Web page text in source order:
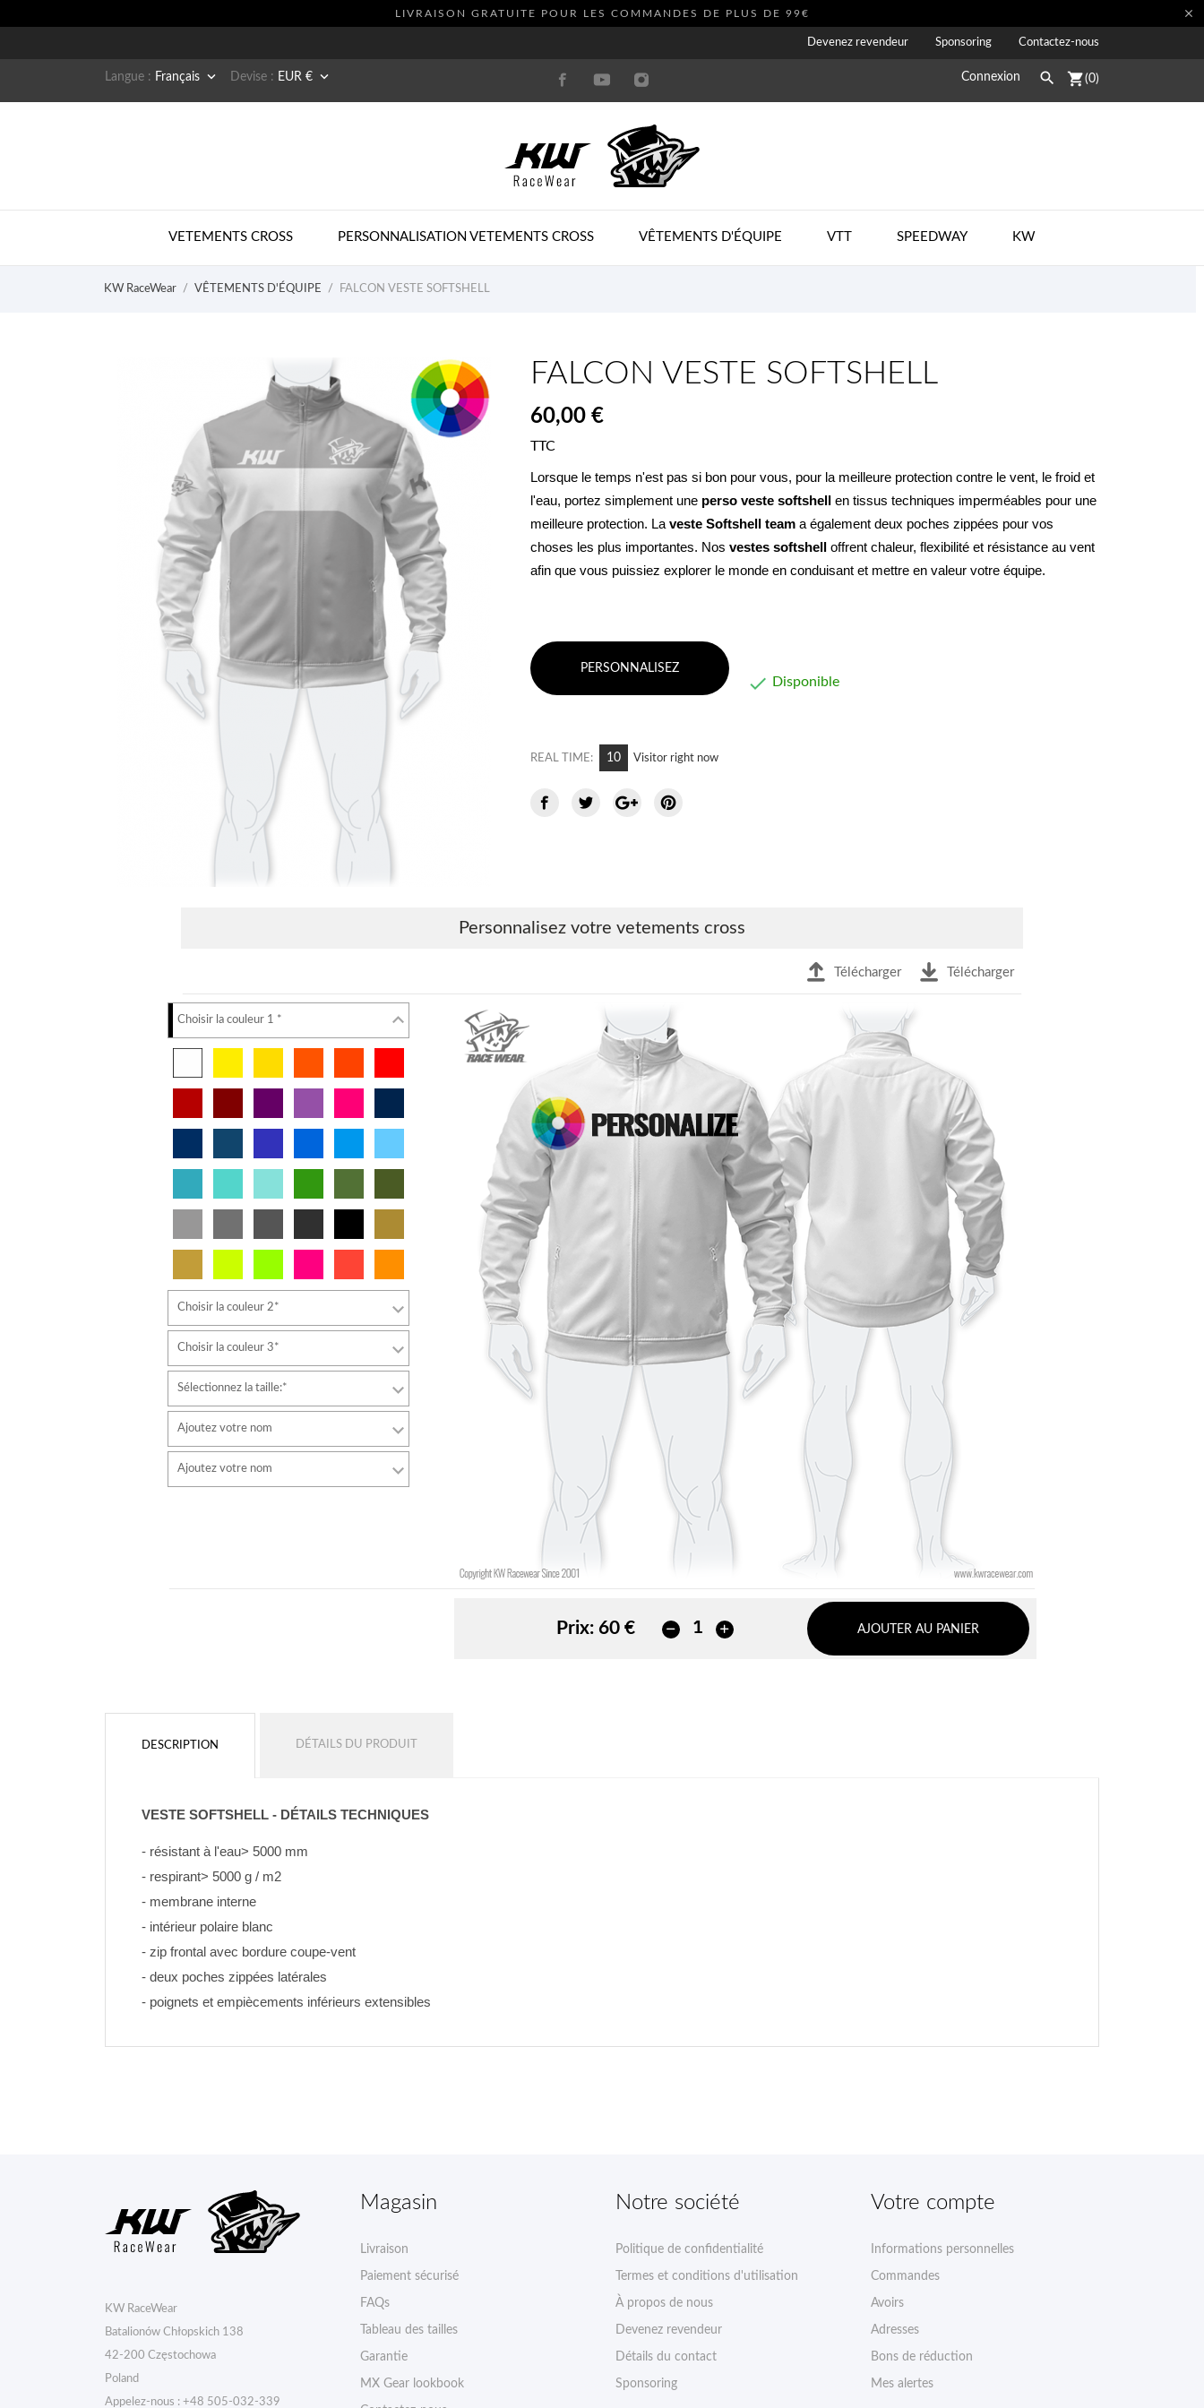
LIVRAISON GRATUITE POUR LES COMMANDES DE PLUS DE 99€ 
Devenez revendeur Sponsoring Contactez-nous
Langue : Français  Devise : EUR €  Connexion  shopping_cart(0)
VETEMENTS CROSS PERSONNALISATION VETEMENTS CROSS VÊTEMENTS D'ÉQUIPE VTT SPEEDWAY KW
KW RaceWear VÊTEMENTS D'ÉQUIPE FALCON VESTE SOFTSHELL
FALCON VESTE SOFTSHELL
60,00 €
TTC
Lorsque le temps n'est pas si bon pour vous, pour la meilleure protection contre le vent, le froid et
l'eau, portez simplement une perso veste softshell en tissus techniques imperméables pour une
meilleure protection. La veste Softshell team a également deux poches zippées pour vos
choses les plus importantes. Nos vestes softshell offrent chaleur, flexibilité et résistance au vent
afin que vous puissiez explorer le monde en conduisant et mettre en valeur votre équipe.
PERSONNALISEZ
 Disponible
REAL TIME: 9 Visitor right now
Personnalisez votre vetements cross
Télécharger Télécharger
Choisir la couleur 1 *
Choisir la couleur 2*
Choisir la couleur 3*
Sélectionnez la taille:*
Ajoutez votre nom
AJOUTER
Ajoutez votre nom
AJOUTER
Prix: 60 € AJOUTER AU PANIER
DESCRIPTION DÉTAILS DU PRODUIT
VESTE SOFTSHELL - DÉTAILS TECHNIQUES
- résistant à l'eau> 5000 mm
- respirant> 5000 g / m2
- membrane interne
- intérieur polaire blanc
- zip frontal avec bordure coupe-vent
- deux poches zippées latérales
- poignets et empiècements inférieurs extensibles
KW RaceWear
Batalionów Chłopskich 138
42-200 Częstochowa
Poland
Appelez-nous : +48 505-032-339
Magasin
Livraison
Paiement sécurisé
FAQs
Tableau des tailles
Garantie
MX Gear lookbook
Notre société
Politique de confidentialité
Termes et conditions d'utilisation
À propos de nous
Devenez revendeur
Détails du contact
Sponsoring
Votre compte
Informations personnelles
Commandes
Avoirs
Adresses
Bons de réduction
Mes alertes